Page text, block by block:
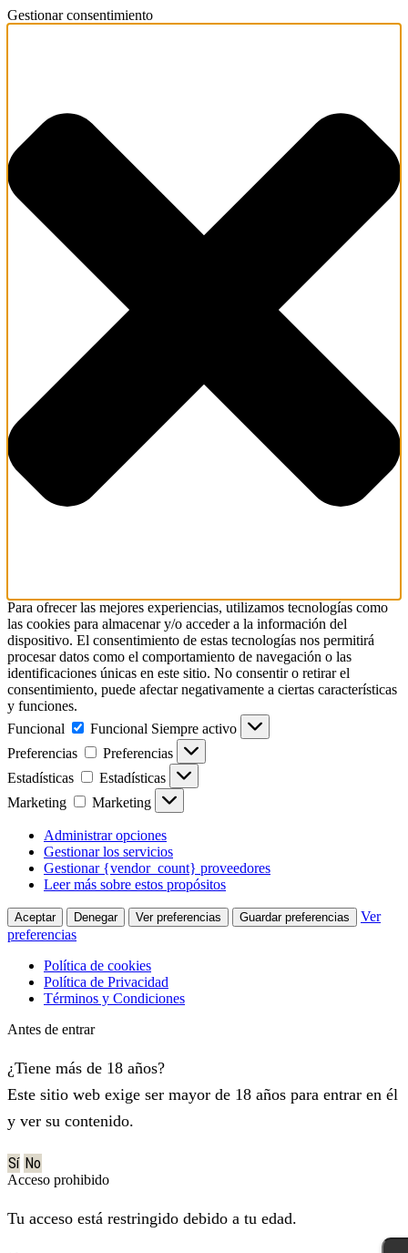
Gestionar consentimiento
Para ofrecer las mejores experiencias, utilizamos tecnologías como
las cookies para almacenar y/o acceder a la información del
dispositivo. El consentimiento de estas tecnologías nos permitirá
procesar datos como el comportamiento de navegación o las
identificaciones únicas en este sitio. No consentir o retirar el
consentimiento, puede afectar negativamente a ciertas características
y funciones.
Funcional
Funcional Siempre activo
Preferencias
Preferencias
Estadísticas
Estadísticas
Marketing
Marketing
Administrar opciones
Gestionar los servicios
Gestionar {vendor_count} proveedores
Leer más sobre estos propósitos
Aceptar Denegar Ver preferencias Guardar preferencias
Ver
preferencias
Política de cookies
Política de Privacidad
Términos y Condiciones
Antes de entrar
¿Tiene más de 18 años?
Este sitio web exige ser mayor de 18 años para entrar en él
y ver su contenido.
Sí No
Acceso prohibido
Tu acceso está restringido debido a tu edad.